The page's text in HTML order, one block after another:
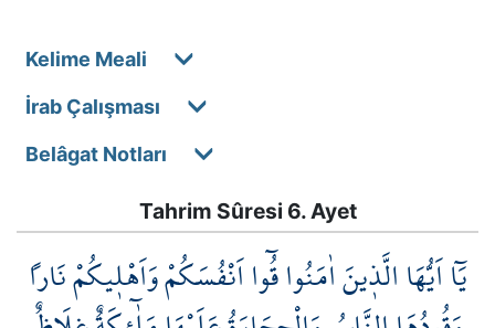
Kelime Meali
İrab Çalışması
Belâgat Notları
Tahrim Sûresi 6. Ayet
يَٓا اَيُّهَا الَّذ۪ينَ اٰمَنُوا قُٓوا اَنْفُسَكُمْ وَاَهْل۪يكُمْ نَاراً